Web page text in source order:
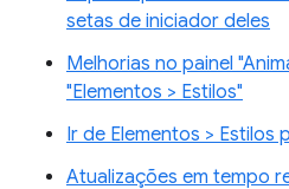
setas de iniciador deles
Melhorias no painel
"Elementos > Estilos"
Ir de Elementos > Estilos
Atualizações em tempo